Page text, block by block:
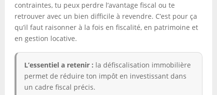
contraintes, tu peux perdre l’avantage fiscal ou te
retrouver avec un bien difficile à revendre. C’est pour ça
qu’il faut raisonner à la fois en fiscalité, en patrimoine et
en gestion locative.
L’essentiel a retenir : la défiscalisation immobilière
permet de réduire ton impôt en investissant dans
un cadre fiscal précis.